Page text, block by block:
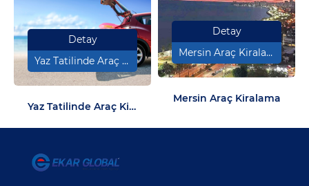
Detay
Yaz Tatilinde Araç Kiralama: Tatilinizi Kolaylaştırın
Yaz Tatilinde Araç Kiralama: Tatilinizi Kolaylaştırın
Detay
Mersin Araç Kiralama
Mersin Araç Kiralama